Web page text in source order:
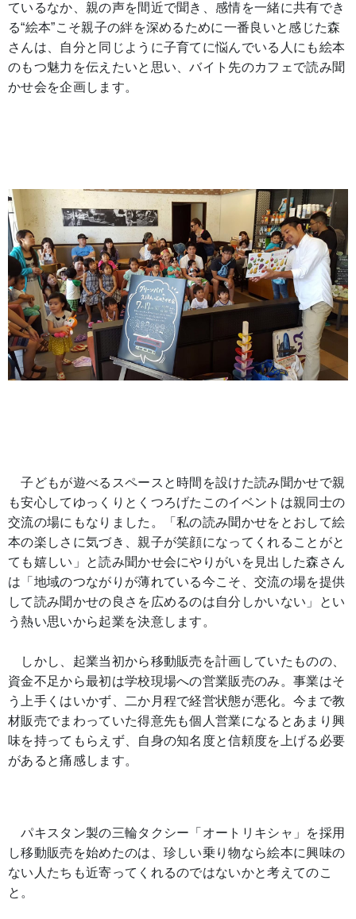
ているなか、親の声を間近で聞き、感情を一緒に共有でき
る“絵本”こそ親子の絆を深めるために一番良いと感じた森
さんは、自分と同じように子育てに悩んでいる人にも絵本
のもつ魅力を伝えたいと思い、バイト先のカフェで読み聞
かせ会を企画します。
子どもが遊べるスペースと時間を設けた読み聞かせで親
も安心してゆっくりとくつろげたこのイベントは親同士の
交流の場にもなりました。「私の読み聞かせをとおして絵
本の楽しさに気づき、親子が笑顔になってくれることがと
ても嬉しい」と読み聞かせ会にやりがいを見出した森さん
は「地域のつながりが薄れている今こそ、交流の場を提供
して読み聞かせの良さを広めるのは自分しかいない」とい
う熱い思いから起業を決意します。
しかし、起業当初から移動販売を計画していたものの、
資金不足から最初は学校現場への営業販売のみ。事業はそ
う上手くはいかず、二か月程で経営状態が悪化。今まで教
材販売でまわっていた得意先も個人営業になるとあまり興
味を持ってもらえず、自身の知名度と信頼度を上げる必要
があると痛感します。
パキスタン製の三輪タクシー「オートリキシャ」を採用
し移動販売を始めたのは、珍しい乗り物なら絵本に興味の
ない人たちも近寄ってくれるのではないかと考えてのこ
と。